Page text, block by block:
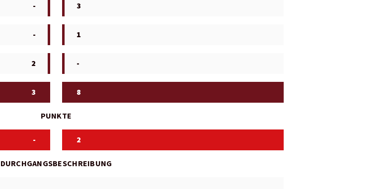
- 3
- 1
2 -
3 8
PUNKTE
- 2
DURCHGANGSBESCHREIBUNG